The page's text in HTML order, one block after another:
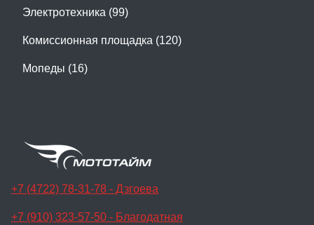
Электротехника (99)
Комиссионная площадка (120)
Мопеды (16)
+7 (4722) 78-31-78 - Дзгоева
+7 (910) 323-57-50 - Благодатная